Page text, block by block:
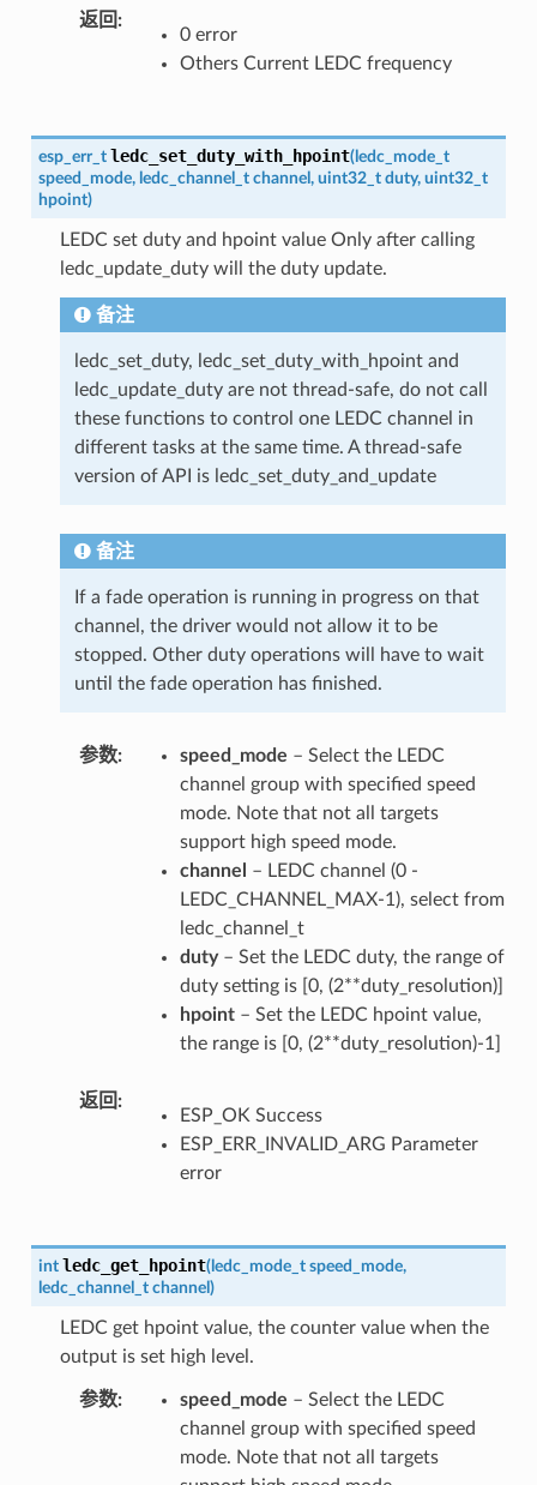
返回
0 error
Others Current LEDC frequency
esp_err_t ledc_set_duty_with_hpoint(ledc_mode_t
speed_mode, ledc_channel_t channel , uint32_t duty, uint32_t
hpoint)
LEDC set duty and hpoint value Only after calling
ledc_update_duty will the duty update.
备注
ledc_set_duty, ledc_set_duty_with_hpoint and
ledc_update_duty are not thread-safe, do not call
these functions to control one LEDC channel in
different tasks at the same time. A thread-safe
version of API is ledc_set_duty_and_update
备注
If a fade operation is running in progress on that
channel, the driver would not allow it to be
stopped. Other duty operations will have to wait
until the fade operation has finished.
参数 speed_mode – Select the LEDC
channel group with specified speed
mode. Note that not all targets
support high speed mode.
channel
– LEDC channel (0 -
LEDC_CHANNEL_MAX-1), select from
ledc_channel_t
duty– Set the LEDC duty, the range of
duty setting is [0, (2**duty_resolution)]
hpoint– Set the LEDC hpoint value,
the range is [0, (2**duty_resolution)-1]
返回
ESP_OK Success
ESP_ERR_INVALID_ARG Parameter
error
int ledc_get_hpoint(ledc_mode_t speed_mode,
ledc_channel_t channel )
LEDC get hpoint value, the counter value when the
output is set high level.
参数 speed_mode – Select the LEDC
channel group with specified speed
mode. Note that not all targets